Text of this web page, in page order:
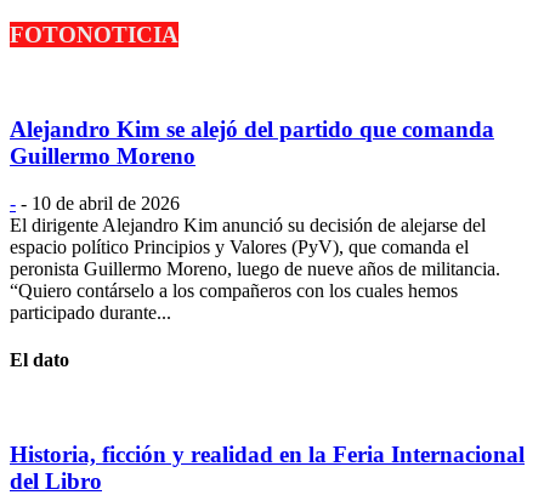
FOTONOTICIA
Alejandro Kim se alejó del partido que comanda
Guillermo Moreno
- - 10 de abril de 2026
El dirigente Alejandro Kim anunció su decisión de alejarse del
espacio político Principios y Valores (PyV), que comanda el
peronista Guillermo Moreno, luego de nueve años de militancia.
“Quiero contárselo a los compañeros con los cuales hemos
participado durante...
El dato
Historia, ficción y realidad en la Feria Internacional
del Libro